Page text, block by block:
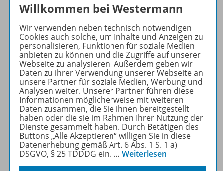
Materialien für einen
vielfältigen
Englischunterricht:
Arbeitsblätter,
Kopiervorlagen, Videos und
Podcast-Episoden.
Mehr Informationen
Informationen
Willkommen bei Westermann
Wir verwenden neben technisch notwendigen
Cookies auch solche, um Inhalte und Anzeigen zu
personalisieren, Funktionen für soziale Medien
anbieten zu können und die Zugriffe auf unserer
Webseite zu analysieren. Außerdem geben wir
Daten zu ihrer Verwendung unserer Webseite an
unsere Partner für soziale Medien, Werbung und
Analysen weiter. Unserer Partner führen diese
Informationen möglicherweise mit weiteren
Daten zusammen, die Sie ihnen bereitgestellt
haben oder die sie im Rahmen Ihrer Nutzung der
Dienste gesammelt haben. Durch Betätigen des
Buttons „Alle Akzeptieren“ willigen Sie in diese
Datenerhebung gemäß Art. 6 Abs. 1 S. 1 a)
DSGVO, § 25 TDDDG ein. … Weiterlesen